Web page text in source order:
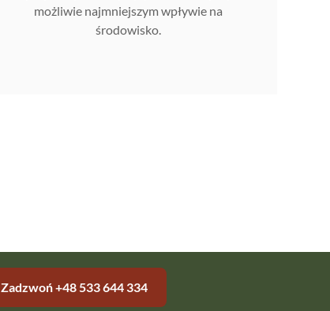
możliwie najmniejszym wpływie na
środowisko.
Zadzwoń +48 533 644 334